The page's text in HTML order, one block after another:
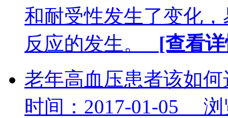
和耐受性发生了变化
反应的发生。 [查看
老年高血压患者该如
时间：2017-01-05 浏